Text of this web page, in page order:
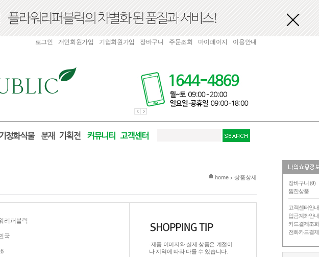
장바구니 (0)
찜한상품
고객센터안내
입금계좌안내
카드결제조회
전화카드결제
로그인 개인회원가입 기업회원가입 장바구니 주문조회 마이페이지 이용안내
현재 위치
home > 상품상세
리퍼블릭
국
-제품 이미지와 실제 상품은 계절이
나 지역에 따라 다를 수 있습니다.